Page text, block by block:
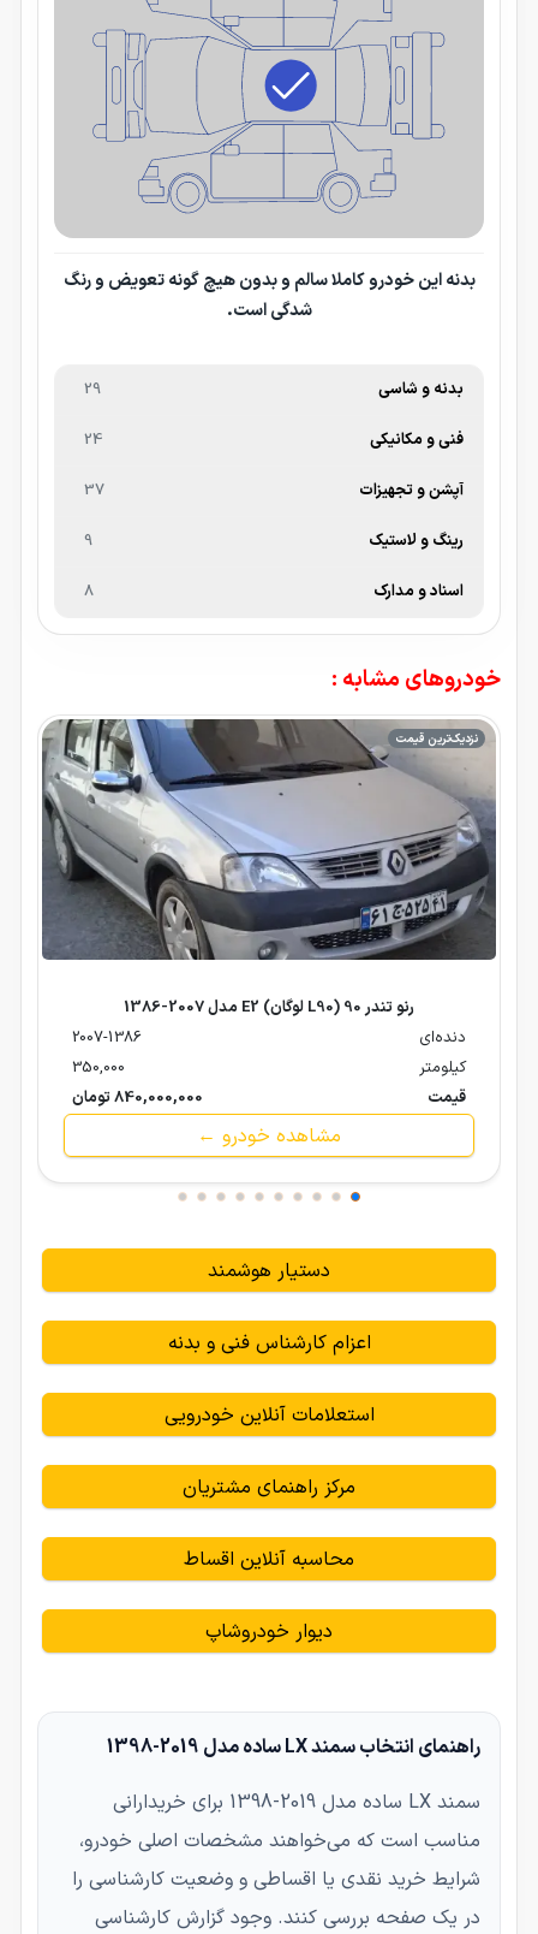
بدنه این خودرو کاملا سالم و بدون هیچ گونه تعویض و رنگ
شدگی است.
بدنه و شاسی 29
فنی و مکانیکی 24
آپشن و تجهیزات 37
رینگ و لاستیک 9
اسناد و مدارک 8
خودروهای مشابه :
نزدیک‌ترین قیمت
رنو تندر 90 (L90 لوگان) E2 مدل 2007-1386
دنده‌ای
2007-1386
کیلومتر
350,000
قیمت
840,000,000 تومان
مشاهده خودرو ←
دستیار هوشمند
اعزام کارشناس فنی و بدنه
استعلامات آنلاین خودرویی
مرکز راهنمای مشتریان
محاسبه آنلاین اقساط
دیوار خودروشاپ
راهنمای انتخاب سمند LX ساده مدل 2019-1398
سمند LX ساده مدل 2019-1398 برای خریدارانی
مناسب است که می‌خواهند مشخصات اصلی خودرو،
شرایط خرید نقدی یا اقساطی و وضعیت کارشناسی را
در یک صفحه بررسی کنند. وجود گزارش کارشناسی